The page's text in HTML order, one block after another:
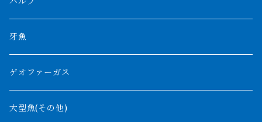
その他アロワナ
コウロントン
ラプラディ
ギニア
コンギクス
小型スネークヘッド
牙魚
ゲオファーガス
大型魚(その他)